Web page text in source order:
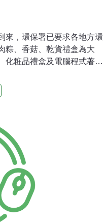
來，環保署已要求各地方環
粽、香菇、乾貨禮盒為大
化粧品禮盒及電腦程式著作
萬元以下的罰鍰。台中縣環
買過度包裝的商品，內容
鬆散與禮盒包裝材質種類太
份心力。